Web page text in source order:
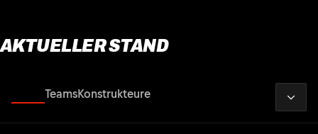
AKTUELLER STAND
TeamsKonstrukteure